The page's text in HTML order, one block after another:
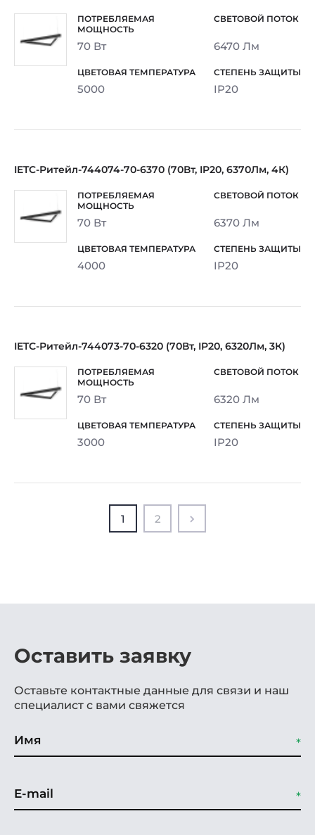
70 Вт 6470 Лм
5000 IP20
IETC-Ритейл-744074-70-6370 (70Вт, IP20, 6370Лм, 4К)
70 Вт 6370 Лм
4000 IP20
IETC-Ритейл-744073-70-6320 (70Вт, IP20, 6320Лм, 3К)
70 Вт 6320 Лм
3000 IP20
1 2
Оставить заявку
Оставьте контактные данные для связи и наш
специалист с вами свяжется